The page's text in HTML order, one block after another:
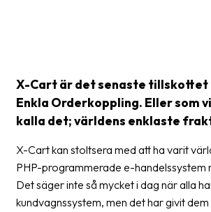
Leveransvillkor
Upphämtningar
Manualer
Nedladdningar
Streckkodsläsare
X-Cart är det senaste
Enkla Orderkoppling. Eller som
kalla det; världens enklaste
X-Cart kan stoltsera med att ha varit
PHP-programmerade e-handelssystem
Det säger inte så mycket i dag när alla
kundvagnssystem, men det har givit dem